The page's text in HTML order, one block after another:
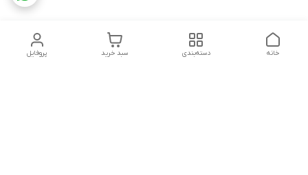
پروفایل سبد خرید دسته‌بندی خانه